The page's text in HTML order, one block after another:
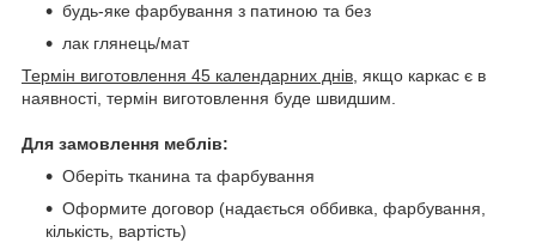
будь-яке фарбування з патиною та без
лак глянець/мат
Термін виготовлення 45 календарних днів , якщо каркас є в
наявності, термін виготовлення буде швидшим.
Для замовлення меблів:
Оберіть тканина та фарбування
Оформите договор (надається оббивка, фарбування,
кількість, вартість)